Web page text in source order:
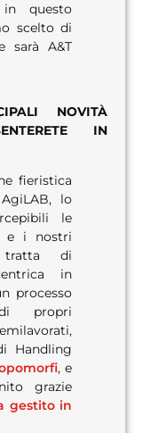
questo
scelto di
sarà A&T
NOVITÀ
IN
fieristica
lo
le
e i nostri
tratta di
in
processo
propri
Handling
, e
grazie
gestito in